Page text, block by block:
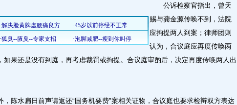
公诉检察官指出，曾天
赐与龚金源传唤不到，法院
应拘提两人到案；律师团则
认为，合议庭应再度传唤两
如果还是没有到庭，再考虑裁罚或拘提。合议庭审酌后，决定再度传唤两人出
水扁日前声请返还“国务机要费”案相关证物，合议庭也要求检辩双方表达